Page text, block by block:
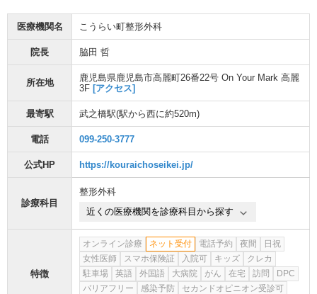
医療機関名 こうらい町整形外科
院長 脇田 哲
所在地
鹿児島県鹿児島市高麗町26番22号 On Your Mark 高麗
3F [アクセス]
最寄駅 武之橋駅(駅から西に約520m)
電話 099-250-3777
公式HP https://kouraichoseikei.jp/
診療科目
整形外科
近くの医療機関を診療科目から探す
特徴
オンライン診療 ネット受付 電話予約 夜間
日祝
女性医師
スマホ保険証 入院可 キッズ
クレカ
駐車場
英語 外国語 大病院 がん 在宅 訪問
DPC
バリアフリー
感染予防
セカンドオピニオン受診可